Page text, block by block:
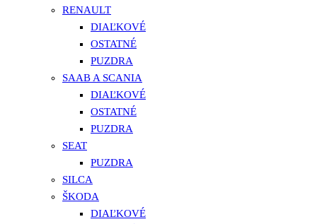
RENAULT
DIAĽKOVÉ
OSTATNÉ
PUZDRA
SAAB A SCANIA
DIAĽKOVÉ
OSTATNÉ
PUZDRA
SEAT
PUZDRA
SILCA
ŠKODA
DIAĽKOVÉ